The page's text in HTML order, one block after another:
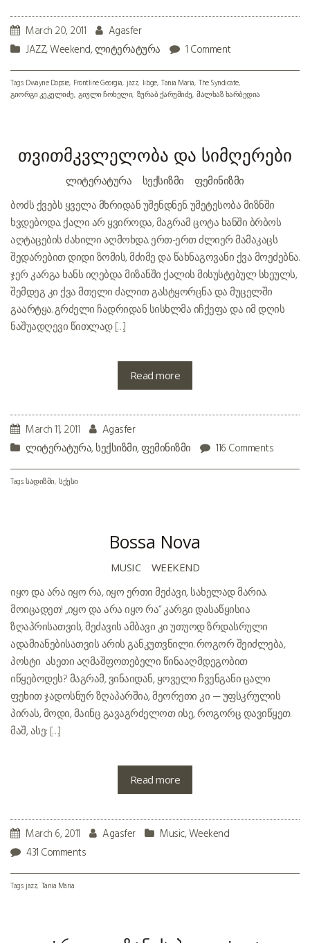
March 20, 2011
Agasfer
JAZZ,Weekend,ლიტერატურა 1 Comment
Tags: Dwayne Dopsie Frontline Georgia jazz lib.ge Tania Maria The Syndicate
გიორგი კეკელიძე გიული ჩოხელი ზურაბ ქარუმიძე მალხაზ ხარბედია
თვითმკვლელობა და სიმღერები
ᲚᲘᲢᲔᲠᲐᲢᲣᲠᲐ ᲡᲔᲥᲡᲘᲖᲛᲘ ᲤᲔᲛᲘᲜᲘᲖᲛᲘ
ბოძს ქვებს ყველა მხრიდან უშენდნენ. უმეტესობა მიზნში
ხვდებოდა. ქალი არ ყვიროდა, მაგრამ ცოტა ხანში ბრბოს
აღტაცების ძახილი აღმოხდა. ერთ-ერთ ძლიერ მამაკაცს
შედარებით დიდი ზომის, მძიმე და წახნაგოვანი ქვა მოეძებნა.
ჯერ კარგა ხანს იღებდა მიზანში ქალის მისუსტებულ სხეულს,
შემდეგ კი ქვა მთელი ძალით გასტყორცნა და მუცელში
გაარტყა. გრძელი ჩადრიდან სისხლმა იჩქეფა და იმ დღის
ნაშუადღევი წითლად […]
Read more
March 11, 2011
Agasfer
ლიტერატურა,სექსიზმი,ფემინიზმი 116 Comments
Tags:სადიზმი სქესი
Bossa Nova
MUSIC WEEKEND
იყო და არა იყო რა, იყო ერთი მეძავი, სახელად მარია.
მოიცადეთ! „იყო და არა იყო რა“ კარგი დასაწყისია
ზღაპრისათვის, მეძავის ამბავი კი უთუოდ ზრდასრული
ადამიანებისათვის არის განკუთვნილი. როგორ შეიძლება,
პოსტი ასეთი აღმაშფოთებელი წინააღმდეგობით
იწყებოდეს? მაგრამ, ვინაიდან, ყოველი ჩვენგანი ცალი
ფეხით ჯადოსნურ ზღაპარშია, მეორეთი კი — უფსკრულის
პირას, მოდი, მაინც გავაგრძელოთ ისე, როგორც დავიწყეთ.
მაშ, ასე: […]
Read more
March 6, 2011 Agasfer Music,Weekend
431 Comments
Tags:jazz Tania Maria